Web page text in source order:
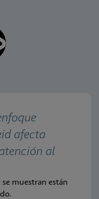
afecta
al
muestran están